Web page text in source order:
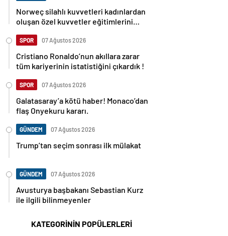
Norweç silahlı kuvvetleri kadınlardan
oluşan özel kuvvetler eğitimlerini
SPOR 07 Ağustos 2026
Cristiano Ronaldo’nun akıllara zarar
tüm kariyerinin istatistiğini çıkardık !
SPOR 07 Ağustos 2026
Galatasaray’a kötü haber! Monaco’dan
flaş Onyekuru kararı.
GÜNDEM 07 Ağustos 2026
Trump’tan seçim sonrası ilk mülakat
GÜNDEM 07 Ağustos 2026
Avusturya başbakanı Sebastian Kurz
ile ilgili bilinmeyenler
KATEGORİNİN POPÜLERLERİ